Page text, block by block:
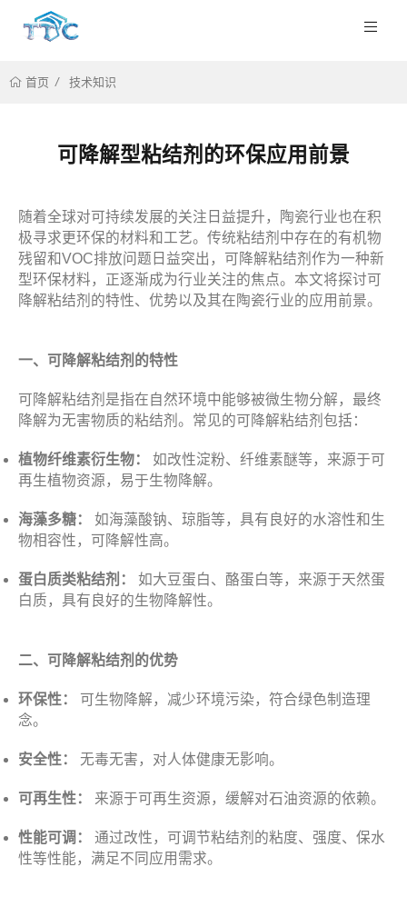
首页 技术知识
可降解型粘结剂的环保应用前景
随着全球对可持续发展的关注日益提升，陶瓷行业也在积
极寻求更环保的材料和工艺。传统粘结剂中存在的有机物
残留和VOC排放问题日益突出，可降解粘结剂作为一种新
型环保材料，正逐渐成为行业关注的焦点。本文将探讨可
降解粘结剂的特性、优势以及其在陶瓷行业的应用前景。
一、可降解粘结剂的特性
可降解粘结剂是指在自然环境中能够被微生物分解，最终
降解为无害物质的粘结剂。常见的可降解粘结剂包括：
植物纤维素衍生物：
如改性淀粉、纤维素醚等，来源于可
再生植物资源，易于生物降解。
海藻多糖：
如海藻酸钠、琼脂等，具有良好的水溶性和生
物相容性，可降解性高。
蛋白质类粘结剂：
如大豆蛋白、酪蛋白等，来源于天然蛋
白质，具有良好的生物降解性。
二、可降解粘结剂的优势
环保性：
可生物降解，减少环境污染，符合绿色制造理
念。
安全性： 无毒无害，对人体健康无影响。
可再生性： 来源于可再生资源，缓解对石油资源的依赖。
性能可调：
通过改性，可调节粘结剂的粘度、强度、保水
性等性能，满足不同应用需求。